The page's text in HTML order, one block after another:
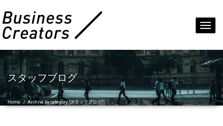
スタッフブログ
Home /Archive by category "スタッフブログ"( Page169 )